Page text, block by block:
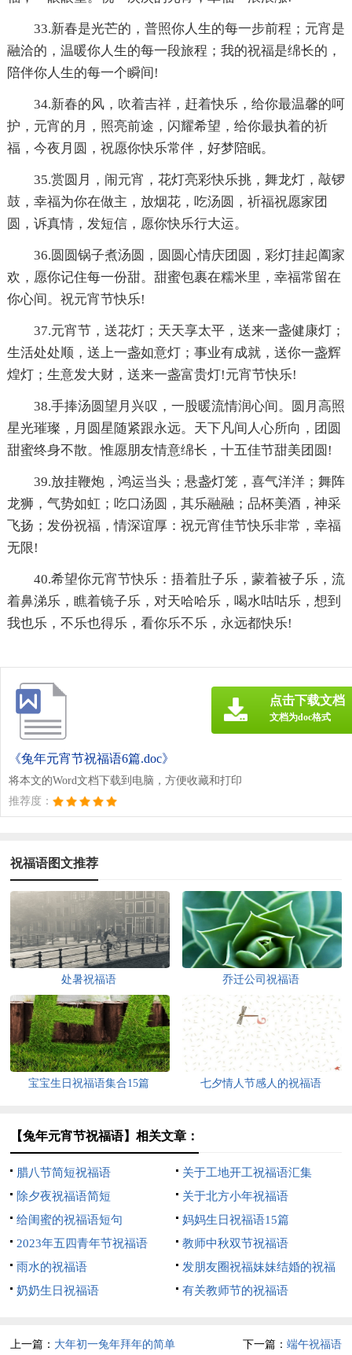
33.新春是光芒的，普照你人生的每一步前程；元宵是
融洽的，温暖你人生的每一段旅程；我的祝福是绵长的，
陪伴你人生的每一个瞬间!
34.新春的风，吹着吉祥，赶着快乐，给你最温馨的呵
护，元宵的月，照亮前途，闪耀希望，给你最执着的祈
福，今夜月圆，祝愿你快乐常伴，好梦陪眠。
35.赏圆月，闹元宵，花灯亮彩快乐挑，舞龙灯，敲锣
鼓，幸福为你在做主，放烟花，吃汤圆，祈福祝愿家团
圆，诉真情，发短信，愿你快乐行大运。
36.圆圆锅子煮汤圆，圆圆心情庆团圆，彩灯挂起阖家
欢，愿你记住每一份甜。甜蜜包裹在糯米里，幸福常留在
你心间。祝元宵节快乐!
37.元宵节，送花灯；天天享太平，送来一盏健康灯；
生活处处顺，送上一盏如意灯；事业有成就，送你一盏辉
煌灯；生意发大财，送来一盏富贵灯!元宵节快乐!
38.手捧汤圆望月兴叹，一股暖流情润心间。圆月高照
星光璀璨，月圆星随紧跟永远。天下凡间人心所向，团圆
甜蜜终身不散。惟愿朋友情意绵长，十五佳节甜美团圆!
39.放挂鞭炮，鸿运当头；悬盏灯笼，喜气洋洋；舞阵
龙狮，气势如虹；吃口汤圆，其乐融融；品杯美酒，神采
飞扬；发份祝福，情深谊厚：祝元宵佳节快乐非常，幸福
无限!
40.希望你元宵节快乐：捂着肚子乐，蒙着被子乐，流
着鼻涕乐，瞧着镜子乐，对天哈哈乐，喝水咕咕乐，想到
我也乐，不乐也得乐，看你乐不乐，永远都快乐!
《兔年元宵节祝福语6篇.doc》
将本文的Word文档下载到电脑，方便收藏和打印
推荐度：
点击下载文档
文档为doc格式
祝福语图文推荐
处暑祝福语 乔迁公司祝福语
宝宝生日祝福语集合15篇 七夕情人节感人的祝福语
【兔年元宵节祝福语】相关文章：
腊八节简短祝福语
关于工地开工祝福语汇集
除夕夜祝福语简短
关于北方小年祝福语
给闺蜜的祝福语短句
妈妈生日祝福语15篇
2023年五四青年节祝福语
教师中秋双节祝福语
雨水的祝福语
发朋友圈祝福妹妹结婚的祝福
语
奶奶生日祝福语 有关教师节的祝福语
上一篇： 大年初一兔年拜年的简单 下一篇： 端午祝福语